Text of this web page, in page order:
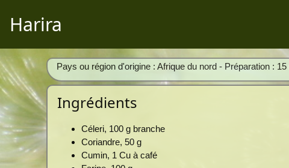
Harira
Pays ou région d'origine : Afrique du nord - Préparation :
Ingrédients
Céleri, 100 g branche
Coriandre, 50 g
Cumin, 1 Cu à café